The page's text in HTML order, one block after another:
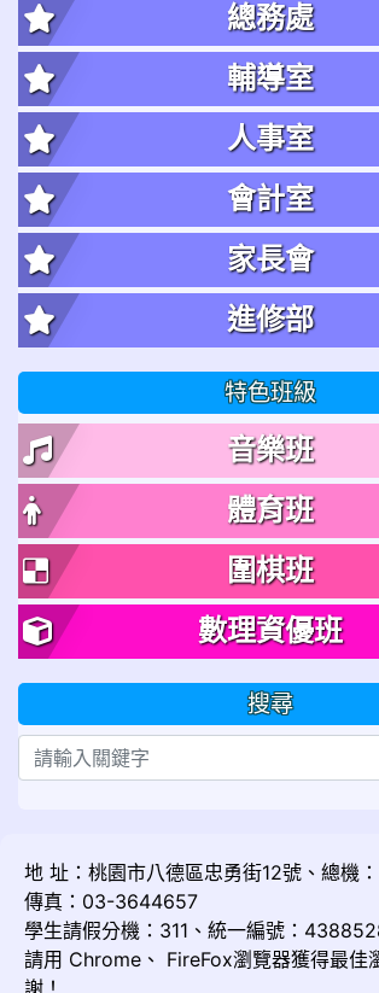
總務處
輔導室
人事室
會計室
家長會
進修部
特色班級
音樂班
體育班
圍棋班
數理資優班
搜尋
地 址：桃園市八德區忠勇街12號、總機
傳真：03-3644657
學生請假分機：311、統一編號：
請用 Chrome 、 FireFox瀏覽器獲得最佳
謝！